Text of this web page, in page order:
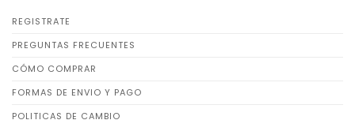
REGISTRATE
PREGUNTAS FRECUENTES
CÓMO COMPRAR
FORMAS DE ENVIO Y PAGO
POLITICAS DE CAMBIO